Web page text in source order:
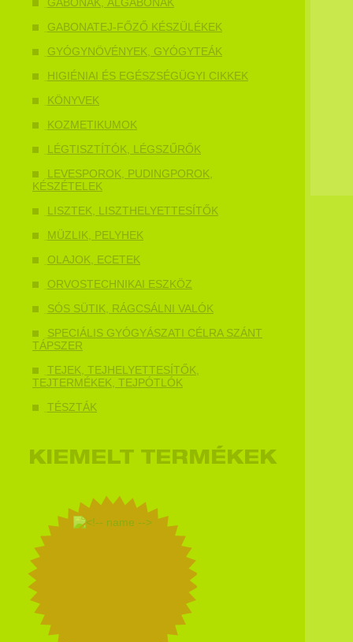
GABONATEJ-FŐZŐ KÉSZÜLÉKEK
GYÓGYNÖVÉNYEK, GYÓGYTEÁK
HIGIÉNIAI ÉS EGÉSZSÉGÜGYI CIKKEK
KÖNYVEK
KOZMETIKUMOK
LÉGTISZTÍTÓK, LÉGSZŰRŐK
LEVESPOROK, PUDINGPOROK,
KÉSZÉTELEK
LISZTEK, LISZTHELYETTESÍTŐK
MÜZLIK, PELYHEK
OLAJOK, ECETEK
ORVOSTECHNIKAI ESZKÖZ
SÓS SÜTIK, RÁGCSÁLNI VALÓK
SPECIÁLIS GYÓGYÁSZATI CÉLRA SZÁNT
TÁPSZER
TEJEK, TEJHELYETTESÍTŐK,
TEJTERMÉKEK, TEJPÓTLÓK
TÉSZTÁK
KIEMELT TERMÉKEK